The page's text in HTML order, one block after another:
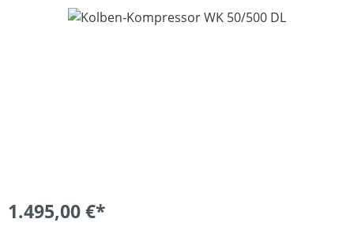
Bildergalerie überspringen
1.495,00 €*